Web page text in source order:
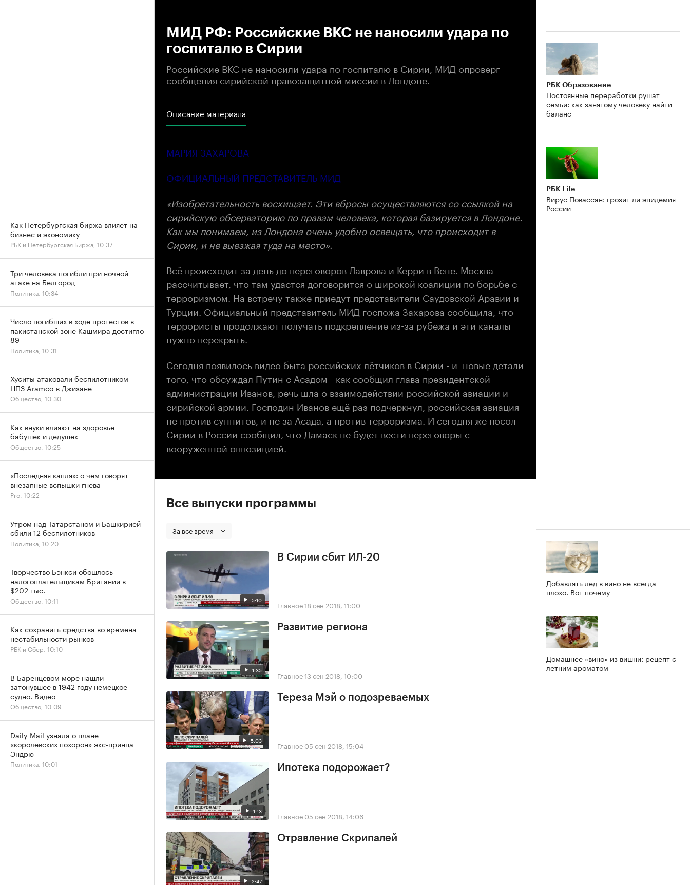
МИД РФ: Российские ВКС не наносили удара по
госпиталю в Сирии
Российские ВКС не наносили удара по госпиталю в Сирии, МИД опроверг
сообщения сирийской правозащитной миссии в Лондоне.
Описание материала
МАРИЯ ЗАХАРОВА
ОФИЦИАЛЬНЫЙ ПРЕДСТАВИТЕЛЬ МИД
«Изобретательность восхищает. Эти вбросы осуществляются со ссылкой на
сирийскую обсерваторию по правам человека, которая базируется в Лондоне.
Как мы понимаем, из Лондона очень удобно освещать, что происходит в
Сирии, и не выезжая туда на место».
Всё происходит за день до переговоров Лаврова и Керри в Вене. Москва
рассчитывает, что там удастся договорится о широкой коалиции по борьбе с
терроризмом. На встречу также приедут представители Саудовской Аравии и
Турции. Официальный представитель МИД госпожа Захарова сообщила, что
террористы продолжают получать подкрепление из-за рубежа и эти каналы
нужно перекрыть.
Сегодня появилось видео быта российских лётчиков в Сирии - и новые детали
того, что обсуждал Путин с Асадом - как сообщил глава президентской
администрации Иванов, речь шла о взаимодействии российской авиации и
сирийской армии. Господин Иванов ещё раз подчеркнул, российская авиация
не против суннитов, и не за Асада, а против терроризма. И сегодня же посол
Сирии в России сообщил, что Дамаск не будет вести переговоры с
вооруженной оппозицией.
Все выпуски программы
За все время
5:10
В Сирии сбит ИЛ-20
Главное18 сен 2018, 11:00
1:35
Развитие региона
Главное13 сен 2018, 10:00
5:03
Тереза Мэй о подозреваемых
Главное 05 сен 2018, 15:04
1:13
Ипотека подорожает?
Главное 05 сен 2018, 14:06
2:47
Отравление Скрипалей
РБК Образование
Постоянные переработки рушат
семьи: как занятому человеку найти
баланс
РБК Life
Вирус Повассан: грозит ли эпидемия
России
Добавлять лед в вино не всегда
плохо. Вот почему
Домашнее «вино» из вишни: рецепт с
летним ароматом
Как Петербургская биржа влияет на
бизнес и экономику
РБК и Петербургская Биржа, 10:37
Три человека погибли при ночной
атаке на Белгород
Политика, 10:34
Число погибших в ходе протестов в
пакистанской зоне Кашмира достигло
89
Политика, 10:31
Хуситы атаковали беспилотником
НПЗ Aramco в Джизане
Общество, 10:30
Как внуки влияют на здоровье
бабушек и дедушек
Общество, 10:25
«Последняя капля»: о чем говорят
внезапные вспышки гнева
Pro, 10:22
Утром над Татарстаном и Башкирией
сбили 12 беспилотников
Политика, 10:20
Творчество Бэнкси обошлось
налогоплательщикам Британии в
$202 тыс.
Общество, 10:11
Как сохранить средства во времена
нестабильности рынков
РБК и Сбер, 10:10
В Баренцевом море нашли
затонувшее в 1942 году немецкое
судно. Видео
Общество, 10:09
Daily Mail узнала о плане
«королевских похорон» экс-принца
Эндрю
Политика, 10:01